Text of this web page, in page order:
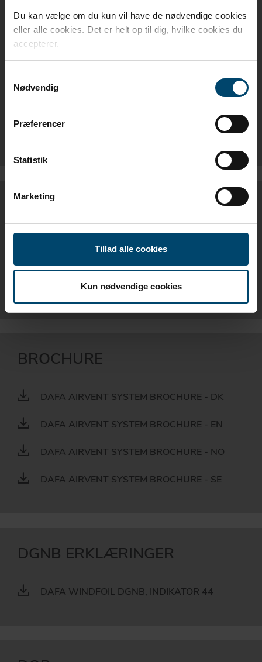
Du kan vælge om du kun vil have de nødvendige cookies
eller alle cookies. Det er helt op til dig, hvilke cookies du
accepterer.
Nødvendig
Præferencer
Statistik
Marketing
Tillad alle cookies
Kun nødvendige cookies
PRODUKTBLAD
DAFA WINDFOIL 95 - DK
MONTAGEVEJLEDNING
MONT.VEJL. UNDERTAG & VINDSPÆRRE - DK
MONT.VEJL. UNDERTAG PÅ FAST UNDERLAG
BROCHURE
DAFA AIRVENT SYSTEM BROCHURE - DK
DAFA AIRVENT SYSTEM BROCHURE - EN
DAFA AIRVENT SYSTEM BROCHURE - NO
DAFA AIRVENT SYSTEM BROCHURE - SE
DGNB ERKLÆRINGER
DAFA WINDFOIL DGNB, INDIKATOR 44